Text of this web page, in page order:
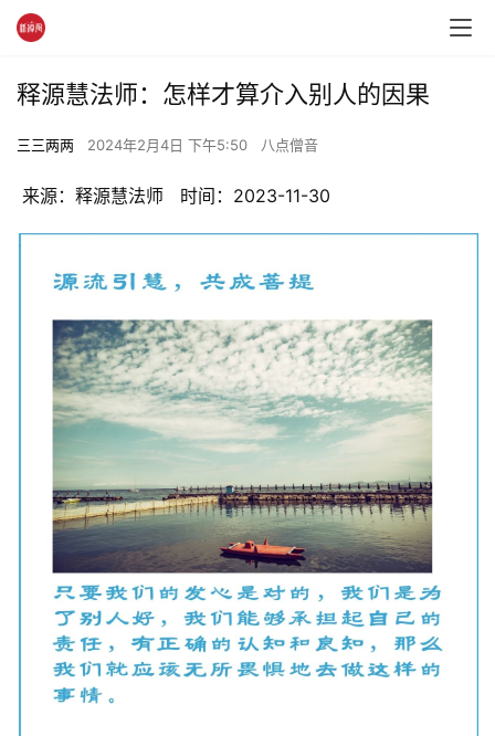
释源慧法师：怎样才算介入别人的因果
三三两两 2024年2月4日 下午5:50 八点僧音
来源：释源慧法师   时间：2023-11-30